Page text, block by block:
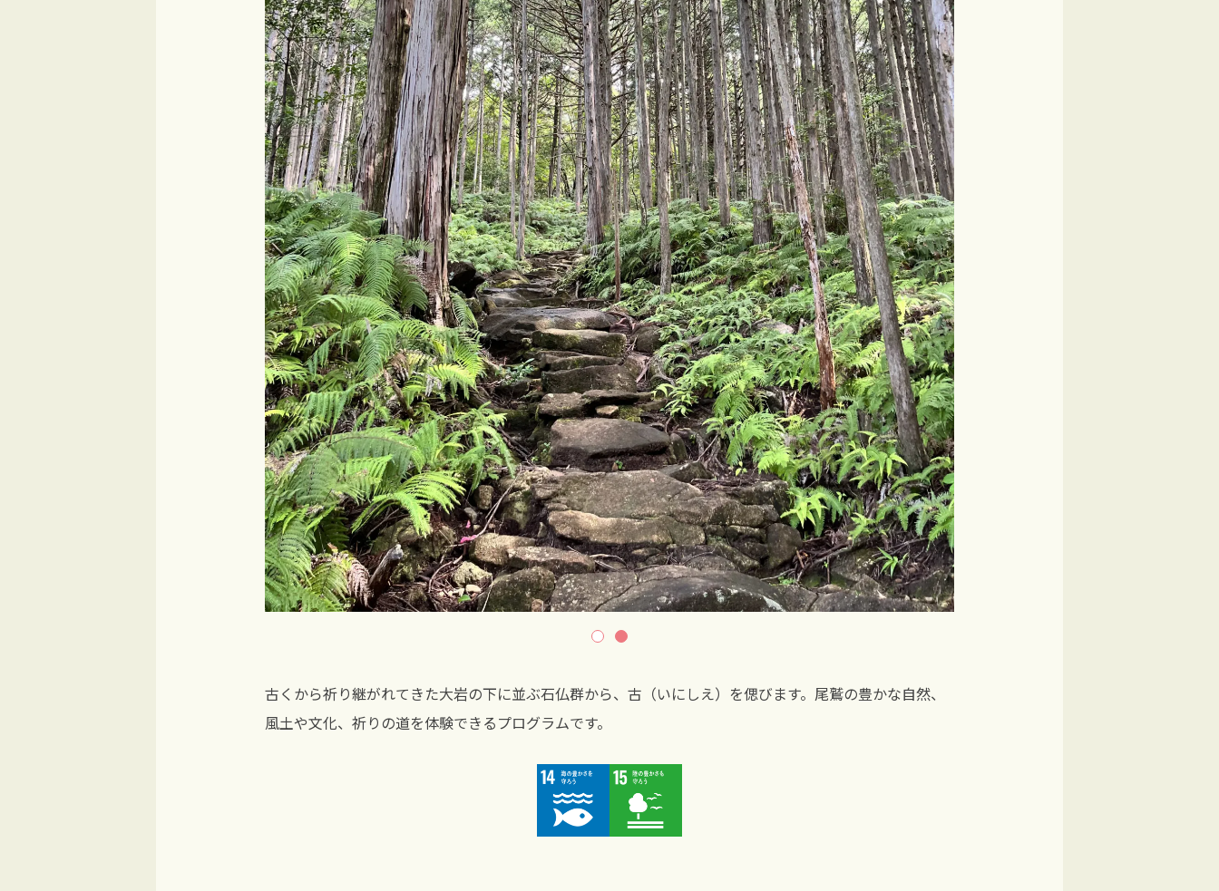
古くから祈り継がれてきた大岩の下に並ぶ石仏群から、古（いにしえ）を偲びます。尾鷲の豊かな自然、
風土や文化、祈りの道を体験できるプログラムです。